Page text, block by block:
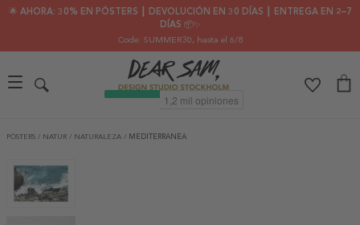
🌟 AHORA: 30% EN PÓSTERS ┃ DEVOLUCIÓN EN 30 DÍAS ┃ ENTREGA EN 2–7
DÍAS 📦✨
Code: SUMMER30, hasta el 6/8
PÓSTERS / NATUR / NATURALEZA / MEDITERRANEA